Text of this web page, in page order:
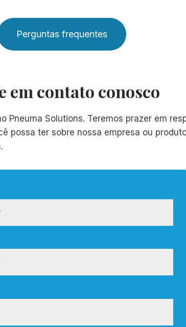
Perguntas frequentes
em contato conosco
Pneuma Solutions. Teremos prazer em
possa ter sobre nossa empresa ou